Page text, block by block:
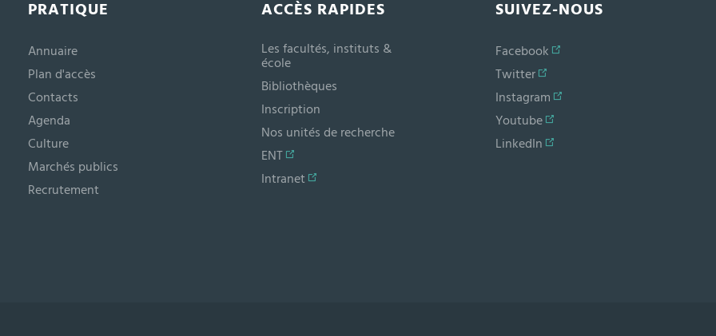
PRATIQUE
Annuaire
Plan d'accès
Contacts
Agenda
Culture
Marchés publics
Recrutement
ACCÈS RAPIDES
Les facultés, instituts &
école
Bibliothèques
Inscription
Nos unités de recherche
ENT
Intranet
SUIVEZ-NOUS
Facebook
Twitter
Instagram
Youtube
LinkedIn